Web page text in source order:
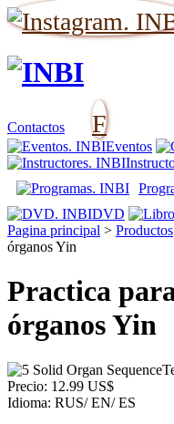
Contactos F
Eventos
DVD
Pagina principal > Productos
órganos Yin
Practica
órganos Yin
Precio: 12.99 US$
Idioma: RUS/ EN/ ES